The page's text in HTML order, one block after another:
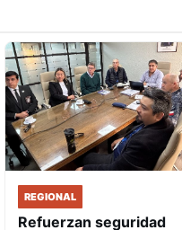
REGIONAL
Refuerzan seguridad